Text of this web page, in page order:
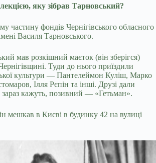
яку зібрав Тарновський?
частину фондів Чернігівського обласного
Василя Тарновського.
мав розкішний маєток (він зберігся)
Туди до нього приїздили
культури — Пантелеймон Куліш, Марко
Ілля Рєпін та інші. Друзі дали
зараз кажуть, позивний — «Гетьман».
мешкав в Києві в будинку 42 на вулиці